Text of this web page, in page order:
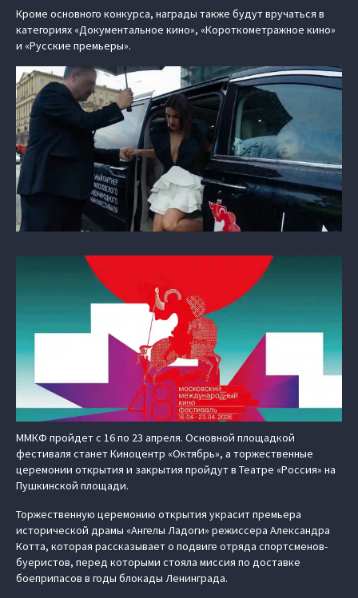
Кроме основного конкурса, награды также будут вручаться в
категориях «Документальное кино», «Короткометражное кино»
и «Русские премьеры».
ММКФ пройдет с 16 по 23 апреля. Основной площадкой
фестиваля станет Киноцентр «Октябрь», а торжественные
церемонии открытия и закрытия пройдут в Театре «Россия» на
Пушкинской площади.
Торжественную церемонию открытия украсит премьера
исторической драмы «Ангелы Ладоги» режиссера Александра
Котта, которая рассказывает о подвиге отряда спортсменов-
буеристов, перед которыми стояла миссия по доставке
боеприпасов в годы блокады Ленинграда.